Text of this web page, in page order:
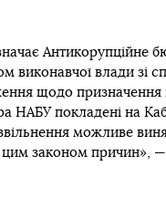
Антикорупційне
виконавчої влади зі
щодо призначення
НАБУ покладені на
можливе
цим законом причин»,